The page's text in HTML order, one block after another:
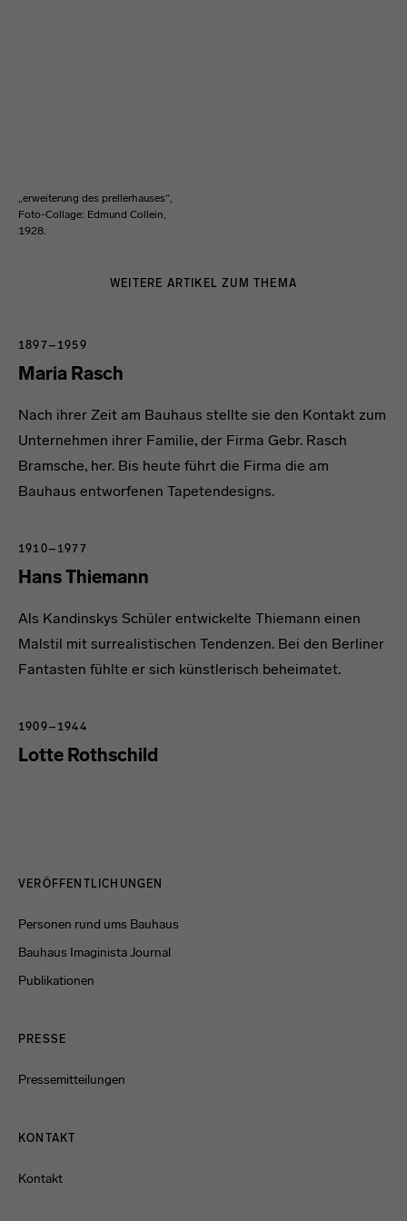
„erweiterung des prellerhauses“,
Foto-Collage: Edmund Collein,
1928.
WEITERE ARTIKEL ZUM THEMA
Maria Rasch
1897–1959
Nach ihrer Zeit am Bauhaus stellte sie den Kontakt zum
Unternehmen ihrer Familie, der Firma Gebr. Rasch
Bramsche, her. Bis heute führt die Firma die am
Bauhaus entworfenen Tapetendesigns.
Hans Thiemann
1910–1977
Als Kandinskys Schüler entwickelte Thiemann einen
Malstil mit surrealistischen Tendenzen. Bei den Berliner
Fantasten fühlte er sich künstlerisch beheimatet.
Lotte Rothschild
1909–1944
VERÖFFENTLICHUNGEN
Personen rund ums Bauhaus
Bauhaus Imaginista Journal
Publikationen
PRESSE
Pressemitteilungen
KONTAKT
Kontakt